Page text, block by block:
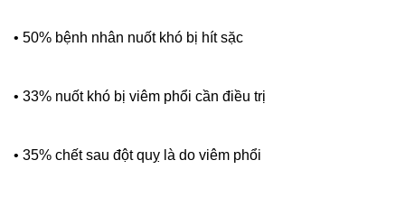
• 50% bệnh nhân nuốt khó bị hít sặc
• 33% nuốt khó bị viêm phổi cần điều trị
• 35% chết sau đột quỵ là do viêm phổi